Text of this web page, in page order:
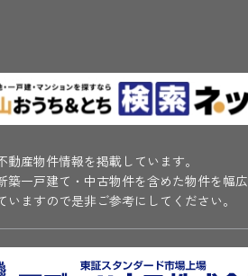
動産物件情報を掲載しています。
築一戸建て・中古物件を含めた物件を幅広
いますので是非ご参考にしてください。